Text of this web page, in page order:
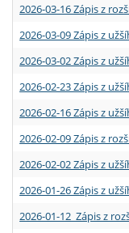
2026-03-16 Zápis z
2026-03-09 Zápis z
2026-03-02 Zápis z
2026-02-23 Zápis z
2026-02-16 Zápis z
2026-02-09 Zápis z
2026-02-02 Zápis z
2026-01-26 Zápis z
2026-01-12 Zápis z